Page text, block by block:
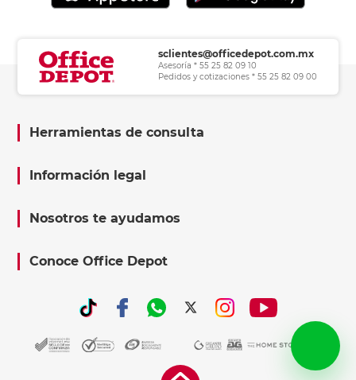
sclientes@officedepot.com.mx
Asesoría * 55 25 82 09 10
Pedidos y cotizaciones * 55 25 82 09 00
Herramientas de consulta
Información legal
Nosotros te ayudamos
Conoce Office Depot